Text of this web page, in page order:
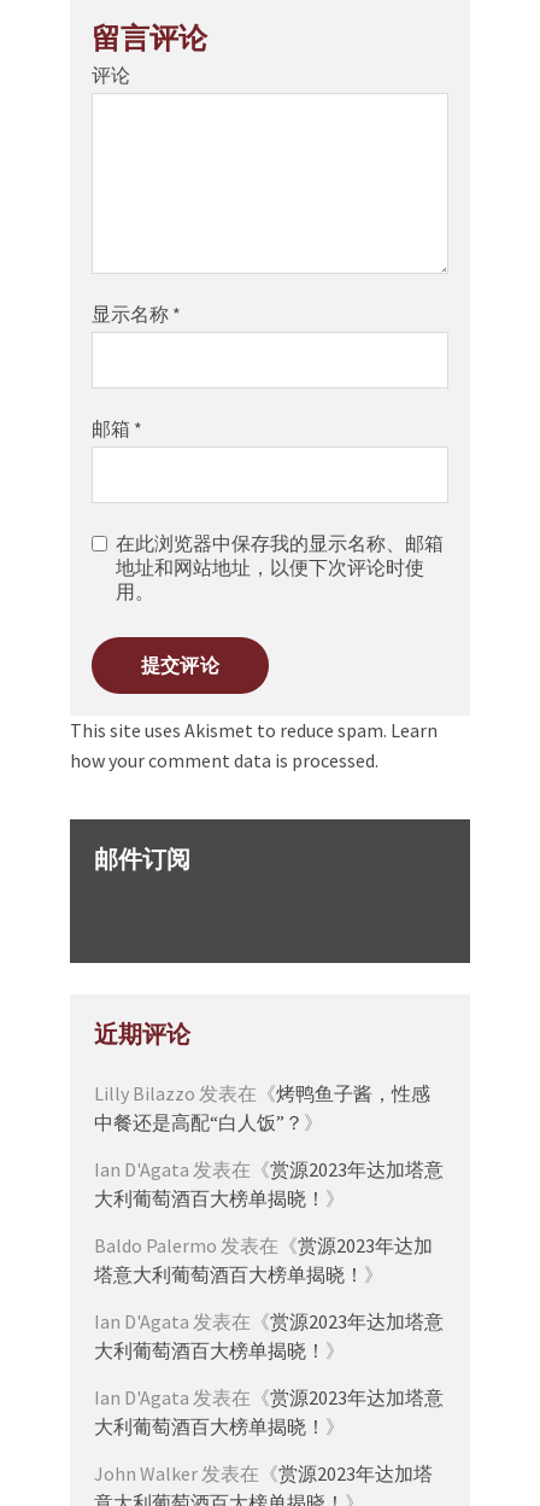
留言评论
评论
显示名称 *
邮箱 *
在此浏览器中保存我的显示名称、邮箱
地址和网站地址，以便下次评论时使
用。
This site uses Akismet to reduce spam. Learn
how your comment data is processed.
邮件订阅
近期评论
Lilly Bilazzo 发表在《烤鸭鱼子酱，性感
中餐还是高配“白人饭”？ 》
Ian D'Agata 发表在《赏源2023年达加塔意
大利葡萄酒百大榜单揭晓！ 》
Baldo Palermo 发表在《赏源2023年达加
塔意大利葡萄酒百大榜单揭晓！ 》
Ian D'Agata 发表在《赏源2023年达加塔意
大利葡萄酒百大榜单揭晓！ 》
Ian D'Agata 发表在《赏源2023年达加塔意
大利葡萄酒百大榜单揭晓！ 》
John Walker发表在《赏源2023年达加塔